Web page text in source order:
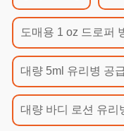
도매용 1 oz 드로퍼
대량 5ml 유리병 공
대량 바디 로션 유리